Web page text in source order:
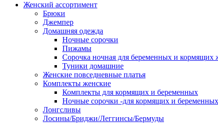
Женский ассортимент
Брюки
Джемпер
Домашняя одежда
Ночные сорочки
Пижамы
Сорочка ночная для беременных и кормящих
Туники домашние
Женские повседневные платья
Комплекты женские
Комплекты для кормящих и беременных
Ночные сорочки -для кормящих и беременных
Лонгсливы
Лосины/Бриджи/Леггинсы/Бермуды